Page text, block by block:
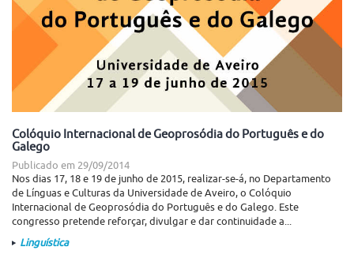
Colóquio Internacional de Geoprosódia do Português e do
Galego
Publicado em 29/09/2014
Nos dias 17, 18 e 19 de junho de 2015, realizar-se-á, no Departamento
de Línguas e Culturas da Universidade de Aveiro, o Colóquio
Internacional de Geoprosódia do Português e do Galego. Este
congresso pretende reforçar, divulgar e dar continuidade a...
Linguística